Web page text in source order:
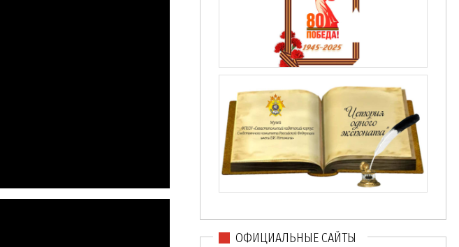
ОФИЦИАЛЬНЫЕ САЙТЫ